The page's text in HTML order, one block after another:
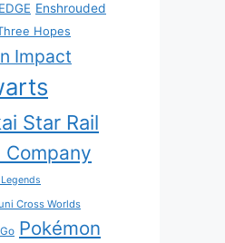
Enshrouded
Hopes
Impact
Star Rail
Company
Cross Worlds
Pokémon